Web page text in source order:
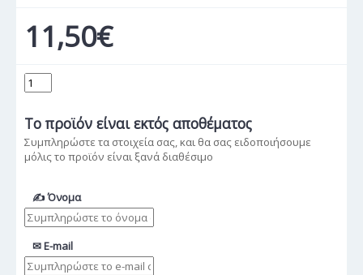
11,50€
Το προϊόν είναι εκτός αποθέματος
Συμπληρώστε τα στοιχεία σας, και θα σας ειδοποιήσουμε
μόλις το προϊόν είναι ξανά διαθέσιμο
✍ Όνομα
✉ E-mail